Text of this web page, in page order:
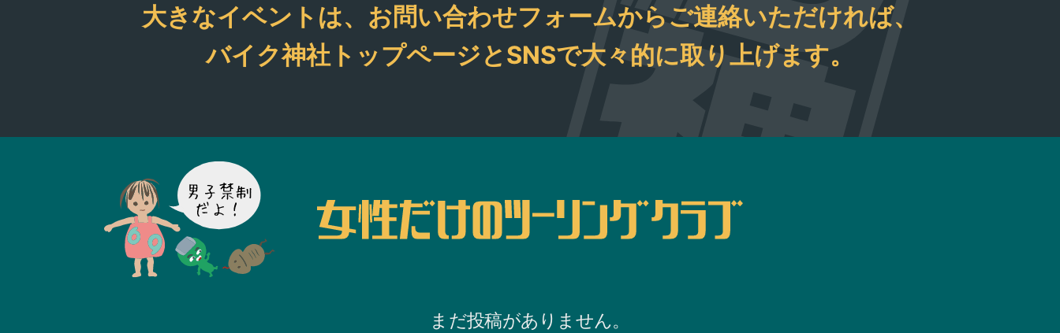
す。 平均10台前後で走っ
お試しで参加してくださ
大きなイベントは、お問い合わせフォームからご連絡いただければ、
バイク神社トップページとSNSで大々的に取り上げます。
まだ投稿がありません。